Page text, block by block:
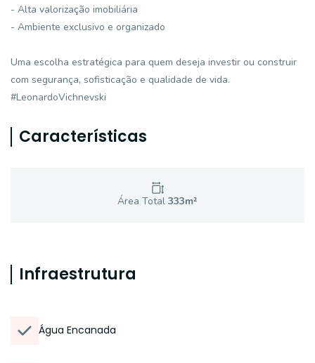
- Alta valorização imobiliária
- Ambiente exclusivo e organizado
Uma escolha estratégica para quem deseja investir ou construir
com segurança, sofisticação e qualidade de vida.
#LeonardoVichnevski
Características
Área Total 333m²
Infraestrutura
Água Encanada